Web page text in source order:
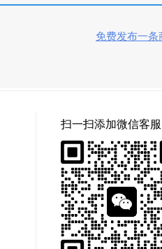
免费发布一条
扫一扫添加微信客服